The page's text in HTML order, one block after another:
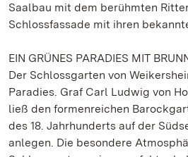
Saalbau mit dem berühmten
Schlossfassade mit ihren
EIN GRÜNES PARADIES MIT
Der Schlossgarten von
Paradies. Graf Carl Ludwig von
ließ den formenreichen
des 18. Jahrhunderts auf der
anlegen. Die besondere